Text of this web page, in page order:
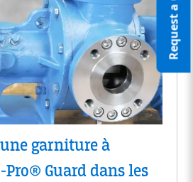
garniture à
Guard dans les